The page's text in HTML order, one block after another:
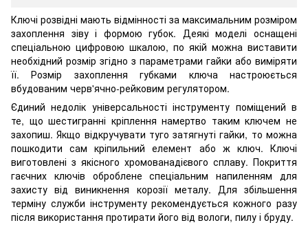
Ключі розвідні мають відмінності за максимальним розміром
захоплення зіву і формою губок. Деякі моделі оснащені
спеціальною цифровою шкалою, по якій можна виставити
необхідний розмір згідно з параметрами гайки або виміряти
її. Розмір захоплення губками ключа настроюється
вбудованим черв'ячно-рейковим регулятором.
Єдиний недолік універсальності інструменту поміщений в
те, що шестигранні кріплення намертво таким ключем не
захопиш. Якщо відкручувати туго затягнуті гайки, то можна
пошкодити сам кріпильний елемент або ж ключ. Ключі
виготовлені з якісного хромованадієвого сплаву. Покриття
гаєчних ключів оброблене спеціальним напиленням для
захисту від виникнення корозії металу. Для збільшення
терміну служби інструменту рекомендується кожного разу
після використання протирати його від вологи, пилу і бруду.